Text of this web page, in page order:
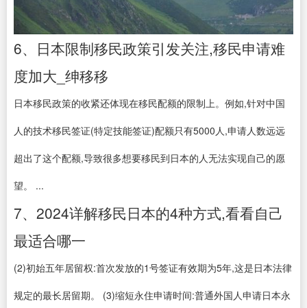
6、日本限制移民政策引发关注,移民申请难
度加大_绅移移
日本移民政策的收紧还体现在移民配额的限制上。例如,针对中国
人的技术移民签证(特定技能签证)配额只有5000人,申请人数远远
超出了这个配额,导致很多想要移民到日本的人无法实现自己的愿
望。 ...
7、2024详解移民日本的4种方式,看看自己
最适合哪一
(2)初始五年居留权:首次发放的1号签证有效期为5年,这是日本法律
规定的最长居留期。 (3)缩短永住申请时间:普通外国人申请日本永